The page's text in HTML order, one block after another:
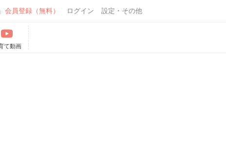
会員登録（無料） ログイン 設定・その他
て動画